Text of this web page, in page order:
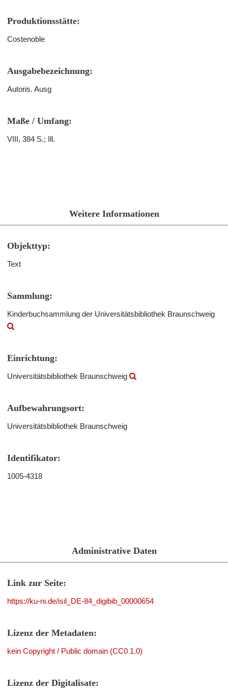
Produktionsstätte:
Costenoble
Ausgabebezeichnung:
Autoris. Ausg
Maße / Umfang:
VIII, 384 S.; Ill.
Weitere Informationen
Objekttyp:
Text
Sammlung:
Kinderbuchsammlung der Universitätsbibliothek Braunschweig
Einrichtung:
Universitätsbibliothek Braunschweig
Aufbewahrungsort:
Universitätsbibliothek Braunschweig
Identifikator:
1005-4318
Administrative Daten
Link zur Seite:
https://ku-ni.de/isil_DE-84_digibib_00000654
Lizenz der Metadaten:
kein Copyright / Public domain (CC0 1.0)
Lizenz der Digitalisate: